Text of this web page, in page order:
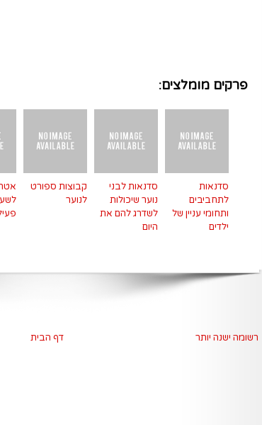
פרקים מומלצים:
קבוצות ספורט
לנוער
סדנאות לבני
נוער שיכולות
לשדרג להם את
היום
סדנאות
לתחביבים
ותחומי עניין של
ילדים
רשומה ישנה יותר דף הבית